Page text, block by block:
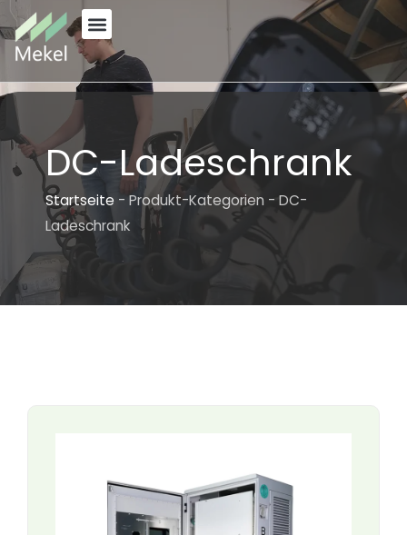
Inhalt
springen
DC-Ladeschrank
Startseite - Produkt-Kategorien - DC-
Ladeschrank